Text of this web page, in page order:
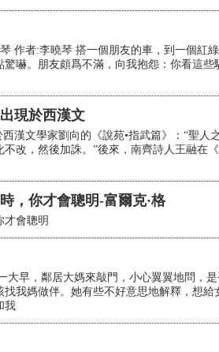
作者:李曉琴 搭一個朋友的車，到一個紅
嚇。朋友頗爲不滿，向我抱怨：你看這
現於西漢文
漢文學家劉向的《說苑•指武篇》：“聖人
不改，然後加誅。”後來，南齊詩人王融在
，你才會聰明-富爾克·格
才會聰明
大早，鄰居大媽來敲門，小心翼翼地問，
我媽做伴。她有些不好意思地解釋，想
我